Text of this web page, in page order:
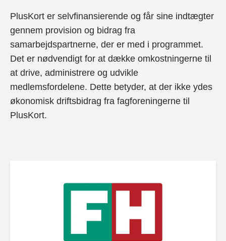
PlusKort er selvfinansierende og får sine indtægter
gennem provision og bidrag fra
samarbejdspartnerne, der er med i programmet.
Det er nødvendigt for at dække omkostningerne til
at drive, administrere og udvikle
medlemsfordelene. Dette betyder, at der ikke ydes
økonomisk driftsbidrag fra fagforeningerne til
PlusKort.